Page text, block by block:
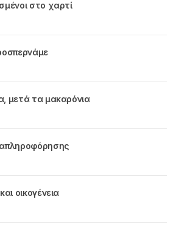
στο χαρτί
μετά τα μακαρόνια
οικογένεια